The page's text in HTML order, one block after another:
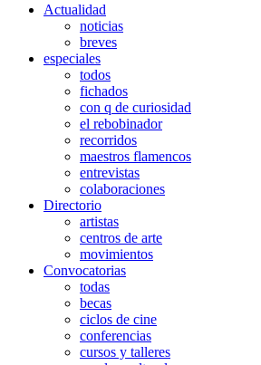
Actualidad
noticias
breves
especiales
todos
fichados
con q de curiosidad
el rebobinador
recorridos
maestros flamencos
entrevistas
colaboraciones
Directorio
artistas
centros de arte
movimientos
Convocatorias
todas
becas
ciclos de cine
conferencias
cursos y talleres